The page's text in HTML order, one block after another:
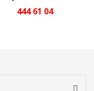
444 61 04